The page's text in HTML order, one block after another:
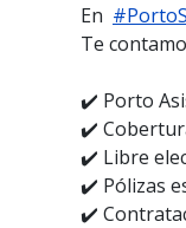
En
Te
✔️ Porto
✔️
✔️ Libre
✔️ Pólizas
✔️